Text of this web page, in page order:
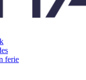
ferie